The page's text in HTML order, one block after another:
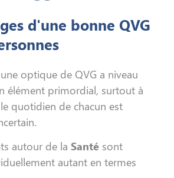
d'une bonne QVG
optique de QVG a niveau
élément primordial, surtout à
quotidien de chacun est
autour de la Santé sont
autant en termes